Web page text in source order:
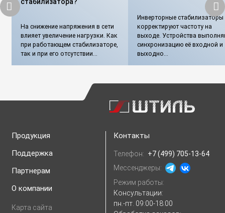
стабилизатора?
На снижение напряжения в сети
влияет увеличение нагрузки. Как
при работающем стабилизаторе,
так и при его отсутствии...
Инверторные стабилизаторы
корректируют частоту на
выходе. Устройства
синхронизацию её входной и
выходно...
Продукция
Поддержка
Партнерам
О компании
Карта сайта
Контакты
Телефон: +7 (499) 705-13-64
Мессенджеры:
Режим работы:
Консультации:
пн.-пт. 09:00-18:00